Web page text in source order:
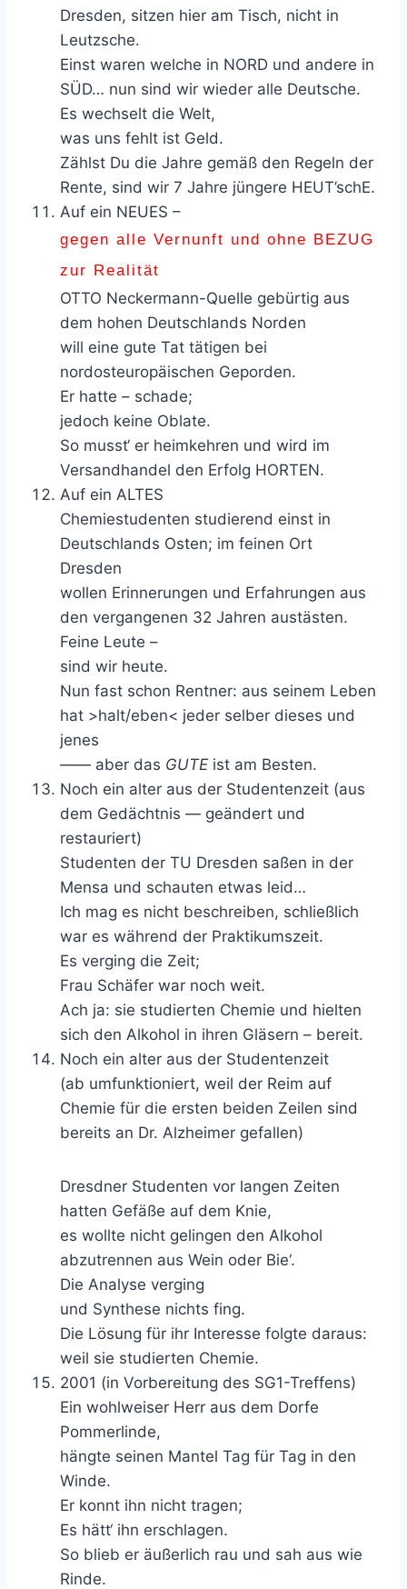
Dresden, sitzen hier am Tisch, nicht in
Leutzsche.
Einst waren welche in NORD und andere in
SÜD… nun sind wir wieder alle Deutsche.
Es wechselt die Welt,
was uns fehlt ist Geld.
Zählst Du die Jahre gemäß den Regeln der
Rente, sind wir 7 Jahre jüngere HEUT’schE.
Auf ein NEUES –
gegen alle Vernunft und ohne BEZUG
zur Realität
OTTO Neckermann-Quelle gebürtig aus
dem hohen Deutschlands Norden
will eine gute Tat tätigen bei
nordosteuropäischen Geporden.
Er hatte – schade;
jedoch keine Oblate.
So musst‘ er heimkehren und wird im
Versandhandel den Erfolg HORTEN.
Auf ein ALTES
Chemiestudenten studierend einst in
Deutschlands Osten; im feinen Ort
Dresden
wollen Erinnerungen und Erfahrungen aus
den vergangenen 32 Jahren austästen.
Feine Leute –
sind wir heute.
Nun fast schon Rentner: aus seinem Leben
hat >halt/eben< jeder selber dieses und
jenes
—— aber das GUTE ist am Besten.
Noch ein alter aus der Studentenzeit (aus
dem Gedächtnis — geändert und
restauriert)
Studenten der TU Dresden saßen in der
Mensa und schauten etwas leid…
Ich mag es nicht beschreiben, schließlich
war es während der Praktikumszeit.
Es verging die Zeit;
Frau Schäfer war noch weit.
Ach ja: sie studierten Chemie und hielten
sich den Alkohol in ihren Gläsern – bereit.
Noch ein alter aus der Studentenzeit
(ab umfunktioniert, weil der Reim auf
Chemie für die ersten beiden Zeilen sind
bereits an Dr. Alzheimer gefallen)
Dresdner Studenten vor langen Zeiten
hatten Gefäße auf dem Knie,
es wollte nicht gelingen den Alkohol
abzutrennen aus Wein oder Bie‘.
Die Analyse verging
und Synthese nichts fing.
Die Lösung für ihr Interesse folgte daraus:
weil sie studierten Chemie.
2001 (in Vorbereitung des SG1-Treffens)
Ein wohlweiser Herr aus dem Dorfe
Pommerlinde,
hängte seinen Mantel Tag für Tag in den
Winde.
Er konnt ihn nicht tragen;
Es hätt‘ ihn erschlagen.
So blieb er äußerlich rau und sah aus wie
Rinde.